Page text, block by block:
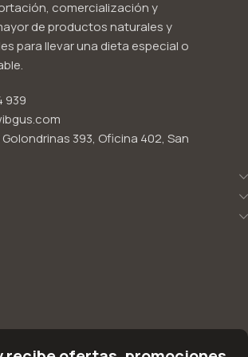
comercialización y
de productos naturales y
para llevar una dieta especial o
939
393, Oficina 402, San